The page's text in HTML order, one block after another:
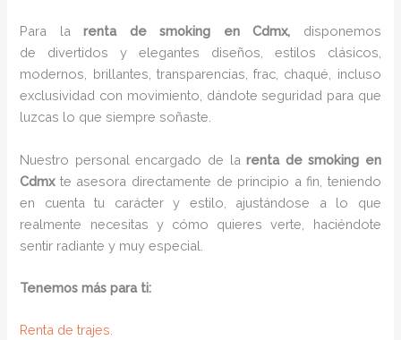
Para larenta de smoking en Cdmx, disponemos
de divertidos y elegantes diseños, estilos clásicos,
modernos, brillantes, transparencias, frac, chaqué, incluso
exclusividad con movimiento, dándote seguridad para que
luzcas lo que siempre soñaste.
Nuestro personal encargado de larenta de smoking en
Cdmxte asesora directamente de principio a fin, teniendo
en cuenta tu carácter y estilo, ajustándose a lo que
realmente necesitas y cómo quieres verte, haciéndote
sentir radiante y muy especial.
Tenemos más para ti:
Renta de trajes.